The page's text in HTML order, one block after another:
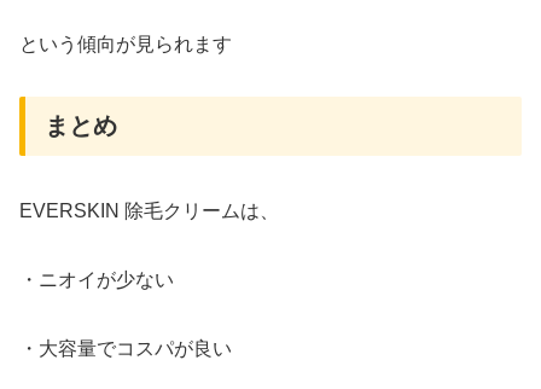
という傾向が見られます
まとめ
EVERSKIN 除毛クリームは、
・ニオイが少ない
・大容量でコスパが良い